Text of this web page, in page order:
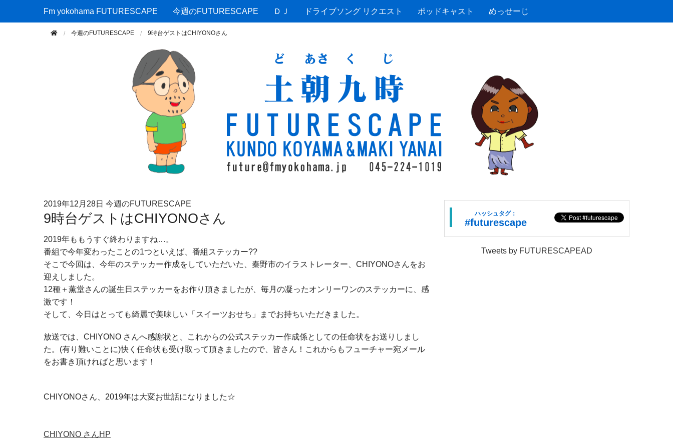
Fm yokohama FUTURESCAPE
Fm yokohama FUTURESCAPE 今週のFUTURESCAPE ＤＪ ドライブソング リクエスト ポッドキャスト めっせーじ
今週のFUTURESCAPE 9時台ゲストはCHIYONOさん
2019年12月28日 今週のFUTURESCAPE
9時台ゲストはCHIYONOさん
2019年ももうすぐ終わりますね…。
番組で今年変わったことの1つといえば、番組ステッカー??
そこで今回は、今年のステッカー作成をしていただいた、秦野市のイラストレーター、CHIYONOさんをお
迎えしました。
12種＋薫堂さんの誕生日ステッカーをお作り頂きましたが、毎月の凝ったオンリーワンのステッカーに、感
激です！
そして、今日はとっても綺麗で美味しい「スイーツおせち」までお持ちいただきました。
放送では、CHIYONO さんへ感謝状と、これからの公式ステッカー作成係としての任命状をお送りしまし
た。(有り難いことに)快く任命状も受け取って頂きましたので、皆さん！これからもフューチャー宛メール
をお書き頂ければと思います！
CHIYONOさん、2019年は大変お世話になりました☆
CHIYONO さんHP
ハッシュタグ：
#futurescape
Tweets by FUTURESCAPEAD